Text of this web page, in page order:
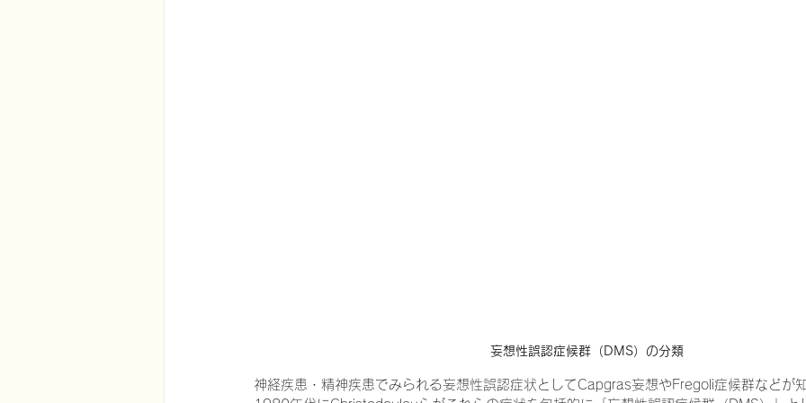
妄想性誤認症候群（DMS）の分類
神経疾患・精神疾患でみられる妄想性誤認症状としてCapgras妄想やFregoli症候群などが